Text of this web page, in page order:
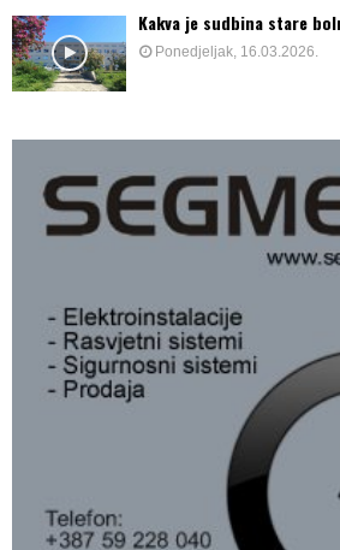
Kakva je sudbina stare
Ponedjeljak, 16.03.2026.